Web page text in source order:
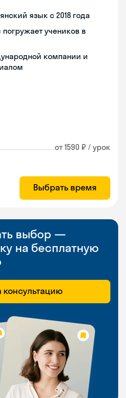
язык с 2018 года
учеников в
компании и
от 1590 ₽ / урок
Выбрать время
выбор —
на бесплатную
консультацию